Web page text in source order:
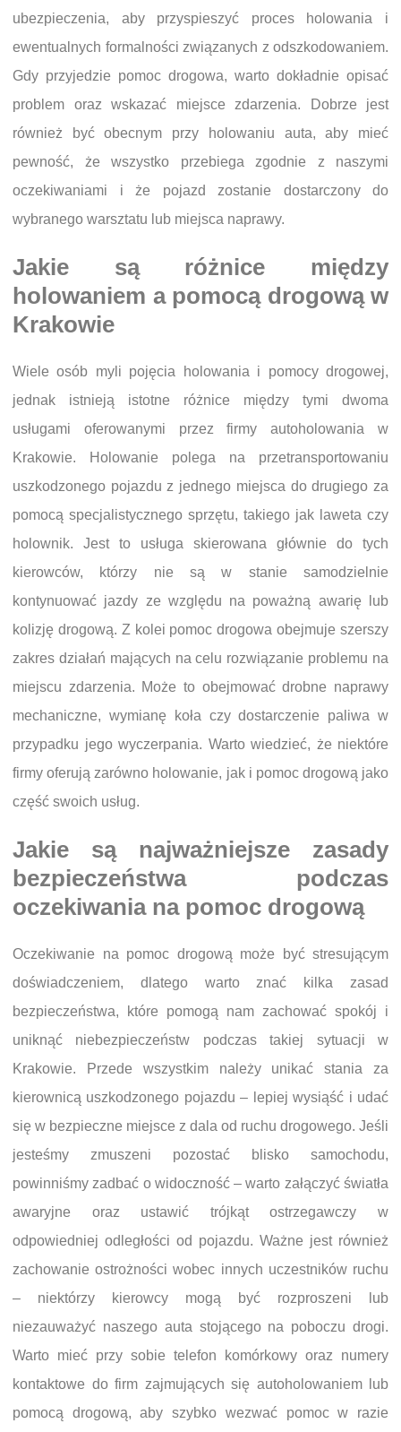
ubezpieczenia, aby przyspieszyć proces holowania i
ewentualnych formalności związanych z odszkodowaniem.
Gdy przyjedzie pomoc drogowa, warto dokładnie opisać
problem oraz wskazać miejsce zdarzenia. Dobrze jest
również być obecnym przy holowaniu auta, aby mieć
pewność, że wszystko przebiega zgodnie z naszymi
oczekiwaniami i że pojazd zostanie dostarczony do
wybranego warsztatu lub miejsca naprawy.
Jakie są różnice między
holowaniem a pomocą drogową w
Krakowie
Wiele osób myli pojęcia holowania i pomocy drogowej,
jednak istnieją istotne różnice między tymi dwoma
usługami oferowanymi przez firmy autoholowania w
Krakowie. Holowanie polega na przetransportowaniu
uszkodzonego pojazdu z jednego miejsca do drugiego za
pomocą specjalistycznego sprzętu, takiego jak laweta czy
holownik. Jest to usługa skierowana głównie do tych
kierowców, którzy nie są w stanie samodzielnie
kontynuować jazdy ze względu na poważną awarię lub
kolizję drogową. Z kolei pomoc drogowa obejmuje szerszy
zakres działań mających na celu rozwiązanie problemu na
miejscu zdarzenia. Może to obejmować drobne naprawy
mechaniczne, wymianę koła czy dostarczenie paliwa w
przypadku jego wyczerpania. Warto wiedzieć, że niektóre
firmy oferują zarówno holowanie, jak i pomoc drogową jako
część swoich usług.
Jakie są najważniejsze zasady
bezpieczeństwa podczas
oczekiwania na pomoc drogową
Oczekiwanie na pomoc drogową może być stresującym
doświadczeniem, dlatego warto znać kilka zasad
bezpieczeństwa, które pomogą nam zachować spokój i
uniknąć niebezpieczeństw podczas takiej sytuacji w
Krakowie. Przede wszystkim należy unikać stania za
kierownicą uszkodzonego pojazdu – lepiej wysiąść i udać
się w bezpieczne miejsce z dala od ruchu drogowego. Jeśli
jesteśmy zmuszeni pozostać blisko samochodu,
powinniśmy zadbać o widoczność – warto załączyć światła
awaryjne oraz ustawić trójkąt ostrzegawczy w
odpowiedniej odległości od pojazdu. Ważne jest również
zachowanie ostrożności wobec innych uczestników ruchu
– niektórzy kierowcy mogą być rozproszeni lub
niezauważyć naszego auta stojącego na poboczu drogi.
Warto mieć przy sobie telefon komórkowy oraz numery
kontaktowe do firm zajmujących się autoholowaniem lub
pomocą drogową, aby szybko wezwać pomoc w razie